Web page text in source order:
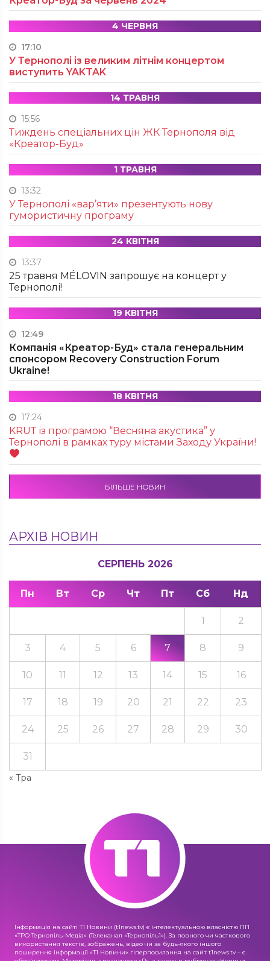
4 ЧЕРВНЯ
17:10
У Тернополі із великим літнім концертом
виступить YAKTAK
14 ТРАВНЯ
15:56
Тиждень спеціальних цін ЖК Тернополя від
«Креатор-Буд»
1 ТРАВНЯ
13:32
У Тернополі «вар’яти» презентують нову
гумористичну програму
24 КВІТНЯ
13:37
25 травня MÉLOVIN запрошує на концерт у
Тернополі!
19 КВІТНЯ
12:49
Компанія «Креатор-Буд» стала генеральним
спонсором Recovery Construction Forum
Ukraine!
18 КВІТНЯ
17:24
KRUТ із програмою “Весняна акустика” у
Тернополі в рамках туру містами Заходу України!
БІЛЬШЕ НОВИН
АРХІВ НОВИН
СЕРПЕНЬ 2026
Пн Вт Ср Чт Пт Сб Нд
« Тра
1 2
3 4 5 6 7 8 9
10 11 12 13 14 15 16
17 18 19 20 21 22 23
24 25 26 27 28 29 30
31
Інформація на сайті Т1 Новини (t1news.tv) є інтелектуальною власністю ПП
«ТРО Тернопіль-Медіа» (Телеканал «Тернопіль1»). За повного чи часткового
використання текстів, зображень, відео чи за будь-якого іншого
поширення інформації «Т1 Новини» гіперпосилання на сайт t1news.tv – є